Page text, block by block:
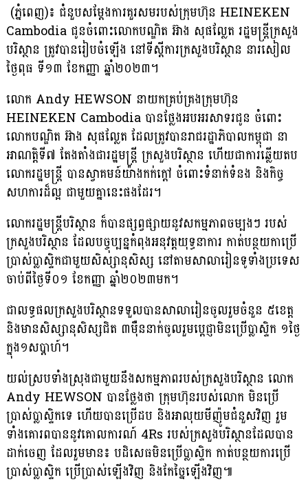
(ភ្នំពេញ)៖ ជំនួបសម្តែងការគួរសមរបស់ក្រុមហ៊ុន HEINEKEN
Cambodia ជូនចំពោះលោកបណ្ឌិត អ៊ាង សុផល្លែត រដ្ឋមន្រ្តីក្រសួង
បរិស្ថាន ត្រូវបានរៀបចំឡើង នៅទីស្តីការក្រសួងបរិស្ថាន នារសៀល
ថ្ងៃពុធ ទី១៣ ខែកញ្ញា ឆ្នាំ២០២៣។
លោក Andy HEWSON នាយកគ្រប់គ្រងក្រុមហ៊ុន
HEINEKEN Cambodia បានថ្លែងអបអរសាទរជូន ចំពោះ
លោកបណ្ឌិត អ៊ាង សុផល្លែត ដែលត្រូវបានរាជរដ្ឋាភិបាលកម្ពុជា នា
អាណត្តិទី៧ តែងតាំងជារដ្ឋមន្រ្តី ក្រសួងបរិស្ថាន ហើយជាការឆ្លើយតប
លោករដ្ឋមន្ត្រី បានស្វាគមន៍យ៉ាងកក់ក្តៅ ចំពោះទំនាក់ទំនង និងកិច្ច
សហការដ៏ល្អ ជាមួយគ្នានេះផងដែរ។
លោករដ្ឋមន្រ្តីបរិស្ថាន ក៏បានផ្សព្វផ្សាយនូវសកម្មភាពចម្បងៗ របស់
ក្រសួងបរិស្ថាន ដែលបច្ចុប្បន្នកំពុងអនុវត្តយុទ្ធនាការ កាត់បន្ថយកាប្រើ
ប្រាស់ប្លាស្ទិកជាមួយសិស្សានុសិស្ស នៅតាមសាលារៀនទូទាំងប្រទេស
ចាប់ពីថ្ងៃទី០១ ខែកញ្ញា ឆ្នាំ២០២៣មក។
ជាលទ្ធផលក្រសួងបរិស្ថានទទួលបានសាលារៀនចូលរួមចំនួន ៥ខេត្ត
និងមានសិស្សានុសិស្សជិត ៣ម៉ឺននាក់ចូលរួមប្តេជ្ញាមិនប្រើប្លាស្ទិក ១ថ្ងៃ
ក្នុង១សប្តាហ៍។
យល់ស្របទាំងស្រុងជាមួយនឹងសកម្មភាពរបស់ក្រសួងបរិស្ថាន លោក
Andy HEWSON បានថ្លែងថា ក្រុមហ៊ុនរបស់លោក មិនប្រើ
ប្រាស់ប្លាស្ទិកទេ ហើយបានប្រើដប និងអាលុយមីញ៉ូមជំនួសវិញ រួម
ទាំងគោរពបាននូវគោលការណ៍ 4Rs របស់ក្រសួងបរិស្ថានដែលបាន
ដាក់ចេញ ដែលរួមមាន៖ បដិសេធមិនប្រើប្លាស្ទិក កាត់បន្ថយការប្រើ
ប្រាស់ប្លាស្ទិក ប្រើប្រាស់ឡើងវិញ និងកែច្នៃឡើងវិញ៕